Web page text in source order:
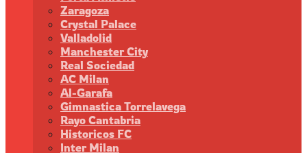
Zaragoza
Crystal Palace
Valladolid
Manchester City
Real Sociedad
AC Milan
Al-Garafa
Gimnastica Torrelavega
Rayo Cantabria
Historicos FC
Inter Milan